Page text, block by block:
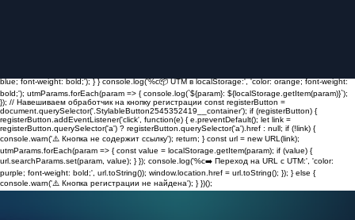
blue; font-weight: bold;'); } } console.log('%c📦 UTM в localStorage:', 'color: orange; font-weight:
bold;'); utmParams.forEach(param => { console.log(`${param}: ${localStorage.getItem(param)}`);
}); // Навешиваем обработчик на кнопку регистрации const registerButton =
document.querySelector('.StylableButton2545352419__container'); if (registerButton) {
registerButton.addEventListener('click', function(e) { e.preventDefault(); let link =
registerButton.querySelector('a') ? registerButton.querySelector('a').href : null; if (!link) {
console.warn('⚠️ Кнопка не содержит ссылку'); return; } const url = new URL(link);
utmParams.forEach(param => { const value = localStorage.getItem(param); if (value) {
url.searchParams.set(param, value); } }); console.log('%c➡️ Переход на URL с UTM:', 'color:
purple; font-weight: bold;', url.toString()); window.location.href = url.toString(); }); } else {
console.warn('⚠️ Кнопка регистрации не найдена'); } })();